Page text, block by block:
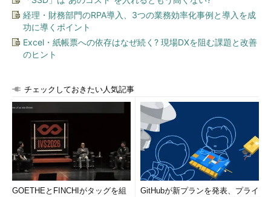
経理・財務部門のRPA導入、3つの業務効率化事例と導入を成
功に導くポイント
Excel・紙帳票への依存はなぜ続く? 現場DXを阻む課題と改善
のヒント
チェックしておきたい人気記事
GOETHEとFINCHIがタッグを組
GitHubが新プランを発表、プライ